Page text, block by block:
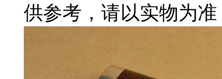
供参考，请以实物为准